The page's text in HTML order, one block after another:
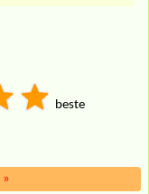
beste
»